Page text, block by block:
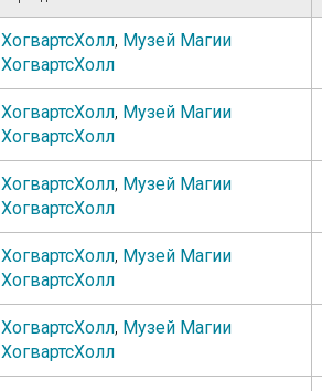
ХогвартсХолл, Музей Магии
ХогвартсХолл
ХогвартсХолл, Музей Магии
ХогвартсХолл
ХогвартсХолл, Музей Магии
ХогвартсХолл
ХогвартсХолл, Музей Магии
ХогвартсХолл
ХогвартсХолл, Музей Магии
ХогвартсХолл